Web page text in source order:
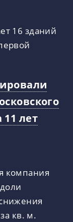
16 зданий
лет
компания
кв. м.